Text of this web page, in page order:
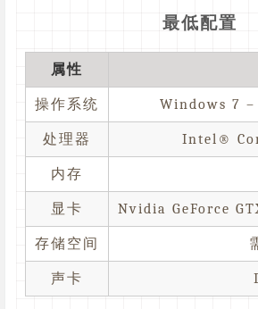
最低配置
属性
操作系统 Windows 7
处理器 Intel®
内存
显卡 Nvidia GeForce
存储空间
声卡